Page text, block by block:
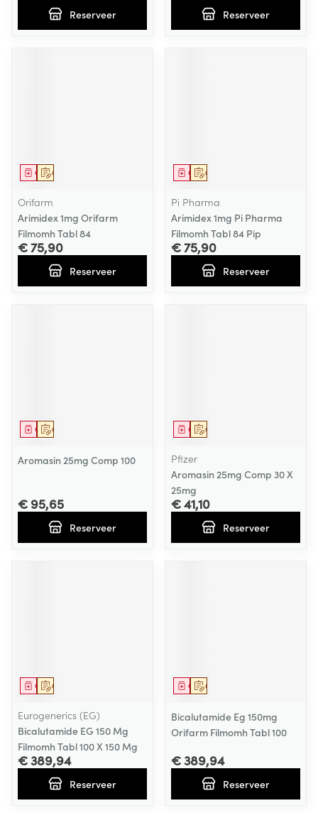
Reserveer Reserveer
Op voorschrift
Geneesmiddel
Orifarm
Arimidex 1mg Orifarm
Filmomh Tabl 84
€ 75,90
Reserveer
Op voorschrift
Geneesmiddel
Pi Pharma
Arimidex 1mg Pi Pharma
Filmomh Tabl 84 Pip
€ 75,90
Reserveer
Op voorschrift
Geneesmiddel
Aromasin 25mg Comp 100
€ 95,65
Reserveer
Op voorschrift
Geneesmiddel
Pfizer
Aromasin 25mg Comp 30 X
25mg
€ 41,10
Reserveer
Op voorschrift
Geneesmiddel
Eurogenerics (EG)
Bicalutamide EG 150 Mg
Filmomh Tabl 100 X 150 Mg
€ 389,94
Reserveer
Op voorschrift
Geneesmiddel
Bicalutamide Eg 150mg
Orifarm Filmomh Tabl 100
€ 389,94
Reserveer